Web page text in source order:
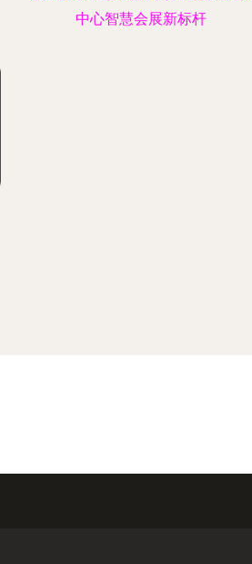
中心智慧会展新标杆